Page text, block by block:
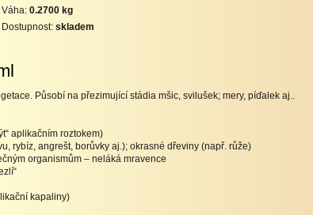
Váha: 0.2700 kg
Dostupnost: skladem
Působí na přezimující stádia mšic, svilušek; mery, píďalek aj..
aplikačním roztokem)
rybíz, angrešt, borůvky aj.); okrasné dřeviny (např. růže)
organismům – neláká mravence
kapaliny)